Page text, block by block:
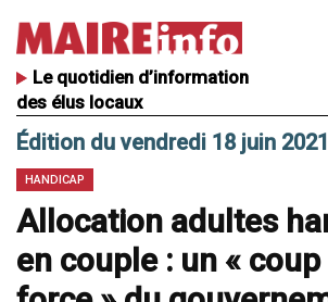
Le quotidien d’information
des élus locaux
Édition du vendredi 18 juin 2021
HANDICAP
Allocation adultes
en couple : un « coup